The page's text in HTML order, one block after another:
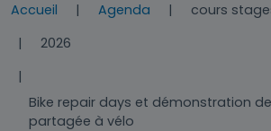
Accueil Agenda
cours
2026
Bike repair days et démonstration
partagée à vélo